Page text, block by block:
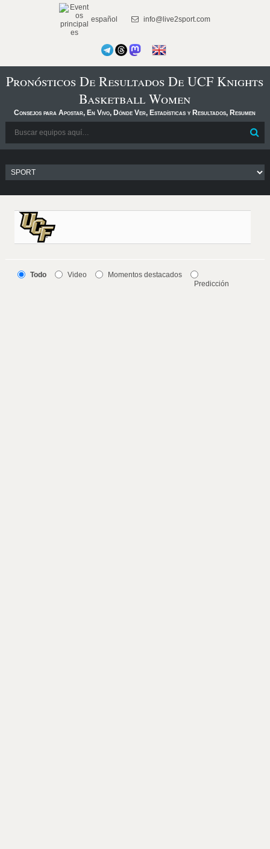
español info@live2sport.com
Pronósticos De Resultados De UCF Knights
Basketball Women
Consejos para Apostar, En Vivo, Dónde Ver, Estadísticas y Resultados, Resumen
Todo Video
Momentos destacados
Predicción